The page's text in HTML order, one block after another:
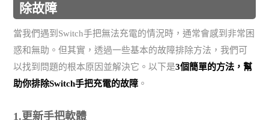
除故障
當我們遇到Switch手把無法充電的情況時，通常會感到非常困
惑和無助。但其實，透過一些基本的故障排除方法，我們可
以找到問題的根本原因並解決它。以下是3個簡單的方法，幫
助你排除Switch手把充電的故障 。
1.更新手把軟體